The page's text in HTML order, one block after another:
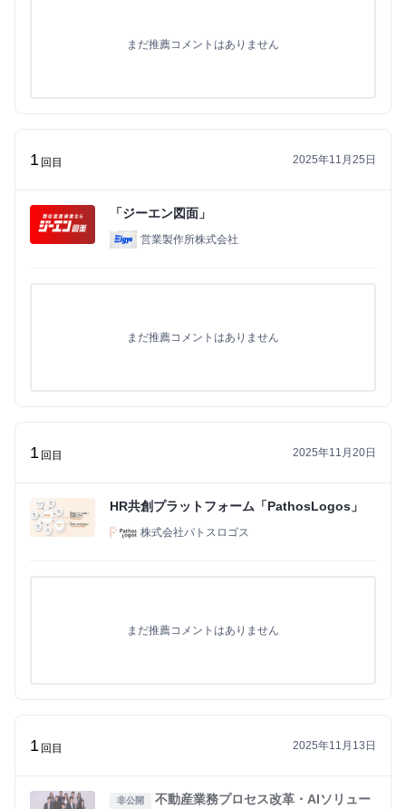
まだ推薦コメントはありません
1 回目 2025年11月25日
「ジーエン図面」
営業製作所株式会社
まだ推薦コメントはありません
1 回目 2025年11月20日
HR共創プラットフォーム「PathosLogos」
株式会社パトスロゴス
まだ推薦コメントはありません
1 回目 2025年11月13日
非公開
不動産業務プロセス改革・AIソリュー